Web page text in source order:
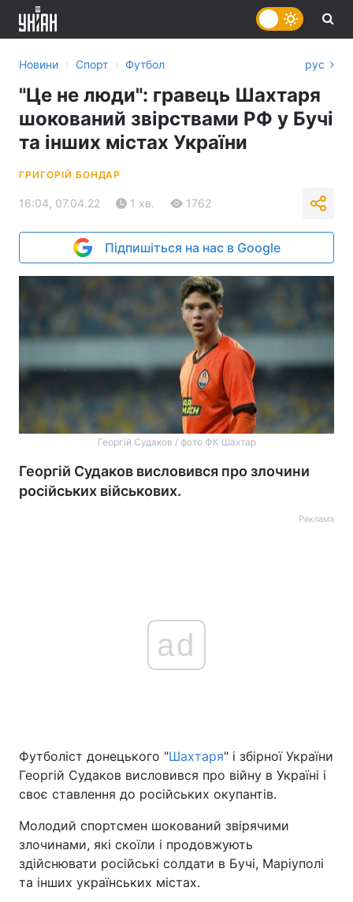
Головна Війна
Економіка Світ
Спорт Наука
Новини › Спорт › Футбол рус
"Це не люди": гравець Шахтаря
шокований звірствами РФ у Бучі
та інших містах України
ГРИГОРІЙ БОНДАР
16:04, 07.04.22 1 хв. 1762
Підпишіться на нас в Google
Георгій Судаков / фото ФК Шахтар
Георгій Судаков висловився про злочини
російських військових.
Реклама
ad
Футболіст донецького "Шахтаря" і збірної України
Георгій Судаков висловився про війну в Україні і
своє ставлення до російських окупантів.
Молодий спортсмен шокований звірячими
злочинами, які скоїли і продовжують
здійснювати російські солдати в Бучі, Маріуполі
та інших українських містах.